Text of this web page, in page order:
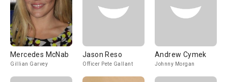
Mercedes McNab
Gillian Garvey
Jason Reso
Officer Pete Gallant
Andrew Cymek
Johnny Morgan